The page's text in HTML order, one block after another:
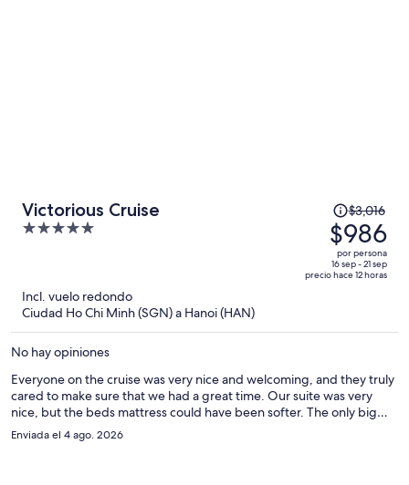
Victorious Cruise
5
El
precio
era
de
$3,016
$986
por
persona
$3,016
$986
por persona
16 sep - 21 sep
precio hace 12 horas
Incl. vuelo redondo
Ciudad Ho Chi Minh (SGN) a Hanoi (HAN)
No hay opiniones
Everyone on the cruise was very nice and welcoming, and they truly
cared to make sure that we had a great time. Our suite was very
nice, but the beds mattress could have been softer. The only big
issue was the fact that I needed Wi-Fi to take care of some business
and as soon as we left the bay, the Internet was completely out. Had
Enviada el 4 ago. 2026